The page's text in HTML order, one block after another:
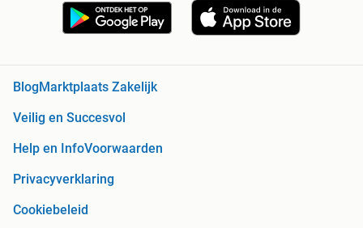
BlogMarktplaats Zakelijk
Veilig en Succesvol
Help en InfoVoorwaarden
Privacyverklaring
Cookiebeleid